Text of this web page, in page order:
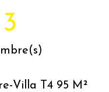
3
Villa T4 95 M²